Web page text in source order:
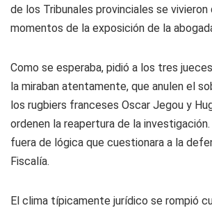
de los Tribunales provinciales se vivieron
momentos de la exposición de la
Como se esperaba, pidió a los tres
la miraban atentamente, que anulen el
los rugbiers franceses Oscar Jegou y
ordenen la reapertura de la
fuera de lógica que cuestionara a la
Fiscalía.
El clima típicamente jurídico se rompió